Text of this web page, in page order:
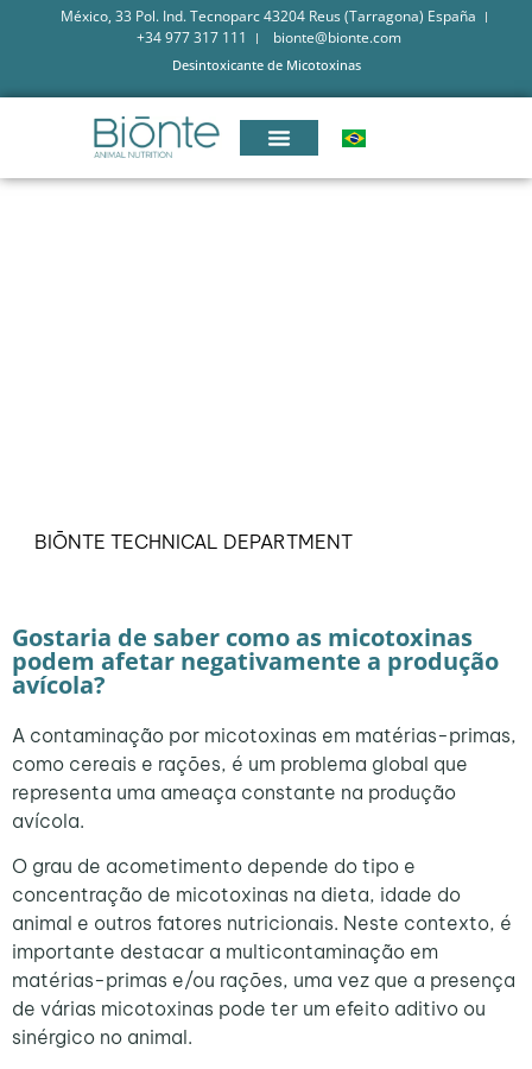
México, 33 Pol. Ind. Tecnoparc 43204 Reus (Tarragona) España
+34 977 317 111
bionte@bionte.com
Desintoxicante de Micotoxinas
BIŌNTE TECHNICAL DEPARTMENT
Gostaria de saber como as micotoxinas
podem afetar negativamente a produção
avícola?
A contaminação por micotoxinas em matérias-primas,
como cereais e rações, é um problema global que
representa uma ameaça constante na produção
avícola.
O grau de acometimento depende do tipo e
concentração de micotoxinas na dieta, idade do
animal e outros fatores nutricionais. Neste contexto, é
importante destacar a multicontaminação em
matérias-primas e/ou rações, uma vez que a presença
de várias micotoxinas pode ter um efeito aditivo ou
sinérgico no animal.